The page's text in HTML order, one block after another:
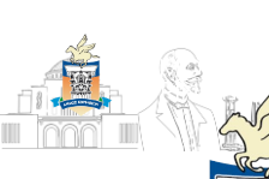
ΔΗΜΟΣ
ΚΟΡΙΝΘΙΩΝ